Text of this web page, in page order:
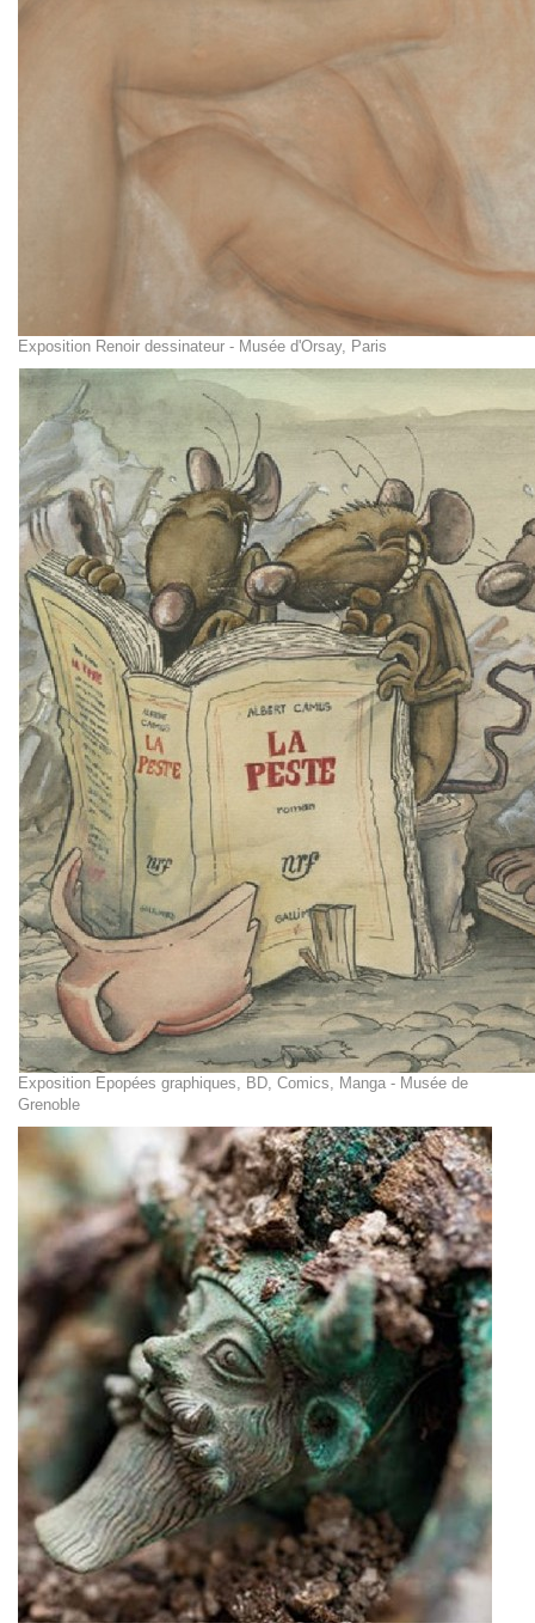
Exposition Renoir dessinateur - Musée d'Orsay, Paris
Exposition Epopées graphiques, BD, Comics, Manga - Musée de
Grenoble